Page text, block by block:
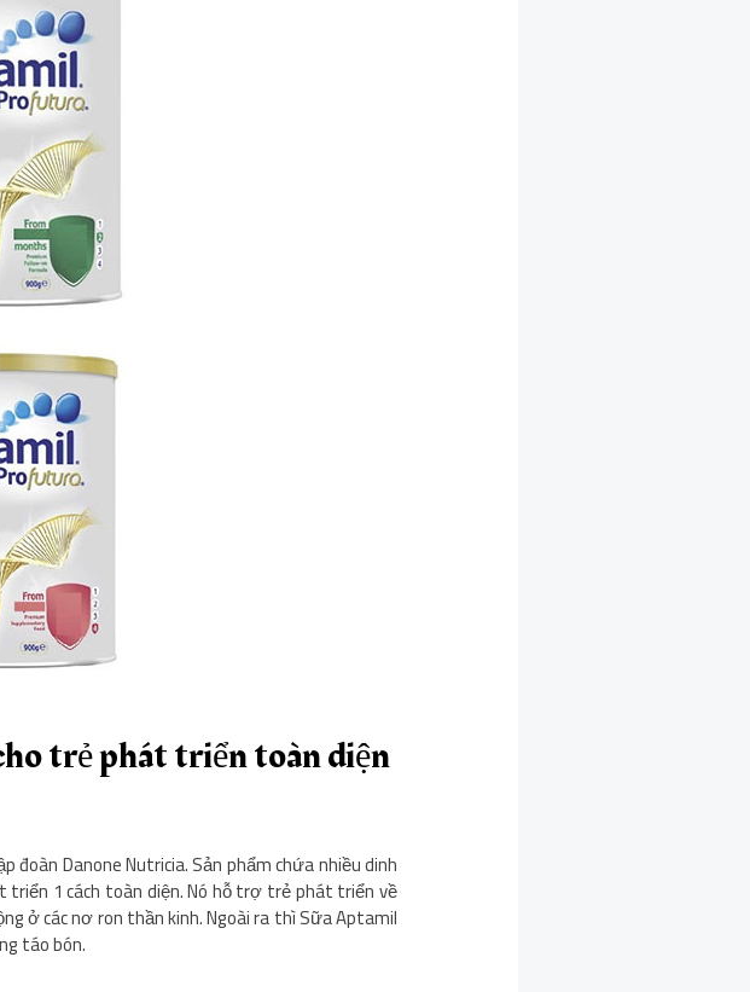
trẻ phát triển toàn diện
Danone Nutricia. Sản phẩm chứa nhiều dinh
1 cách toàn diện. Nó hỗ trợ trẻ phát triển về
ở các nơ ron thần kinh. Ngoài ra thì Sữa Aptamil
táo bón.